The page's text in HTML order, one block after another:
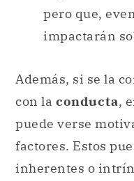
pero que,
impactarán
Además, si se la
con la conducta,
puede verse
factores. Estos
inherentes o